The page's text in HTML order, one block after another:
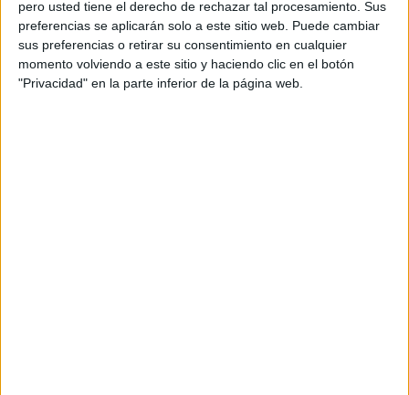
pero usted tiene el derecho de rechazar tal procesamiento. Sus
preferencias se aplicarán solo a este sitio web. Puede cambiar
sus preferencias o retirar su consentimiento en cualquier
momento volviendo a este sitio y haciendo clic en el botón
"Privacidad" en la parte inferior de la página web.
para que el Ceuta siga la estela de la zona alta. La
semana pasada no tuvo su mejor día y pinchó en casa
ante un rival que sí estuvo bastante acertado. Al final se
sacó un punto, en lo que podía haber sido un 0 en el